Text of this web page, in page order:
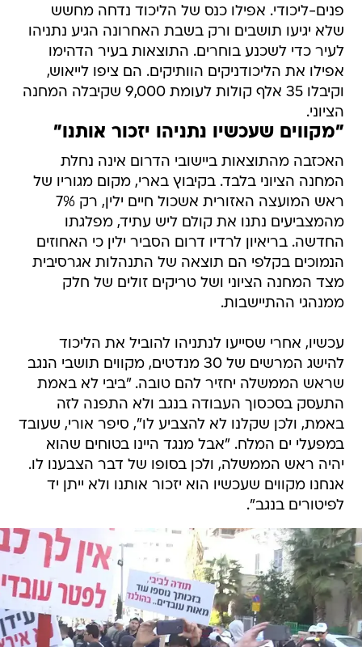
פנים-ליכודי. אפילו כנס של הליכוד נדחה מחשש
שלא יגיעו תושבים ורק בשבת האחרונה הגיע נתניהו
לעיר כדי לשכנע בוחרים. התוצאות בעיר הדהימו
אפילו את הליכודניקים הוותיקים. הם ציפו לייאוש,
וקיבלו 35 אלף קולות לעומת 9,000 שקיבלה המחנה
הציוני.
"מקווים שעכשיו נתניהו יזכור אותנו"
האכזבה מהתוצאות ביישובי הדרום אינה נחלת
המחנה הציוני בלבד. בקיבוץ בארי, מקום מגוריו של
ראש המועצה האזורית אשכול חיים ילין, רק 7%
מהמצביעים נתנו את קולם ליש עתיד, מפלגתו
החדשה. בריאיון לרדיו דרום הסביר ילין כי האחוזים
הנמוכים בקלפי הם תוצאה של התנהלות אגרסיבית
מצד המחנה הציוני ושל טריקים זולים של חלק
ממנהגי ההתיישבות.
עכשיו, אחרי שסייעו לנתניהו להוביל את הליכוד
להישג המרשים של 30 מנדטים, מקווים תושבי הנגב
שראש הממשלה יחזיר להם טובה. "ביבי לא באמת
התעסק בסכסוך העבודה בנגב ולא התפנה לזה
באמת, ולכן שקלנו לא להצביע לו", סיפר אורי, שעובד
במפעלי ים המלח. "אבל מנגד היינו בטוחים שהוא
יהיה ראש הממשלה, ולכן בסופו של דבר הצבענו לו.
אנחנו מקווים שעכשיו הוא יזכור אותנו ולא ייתן יד
לפיטורים בנגב".